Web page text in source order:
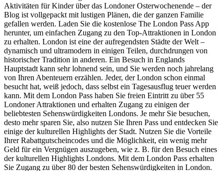
Aktivitäten für Kinder über das Londoner Osterwochenende – der
Blog ist vollgepackt mit lustigen Plänen, die der ganzen Familie
gefallen werden. Laden Sie die kostenlose The London Pass App
herunter, um einfachen Zugang zu den Top-Attraktionen in London
zu erhalten. London ist eine der aufregendsten Städte der Welt –
dynamisch und ultramodern in einigen Teilen, durchdrungen von
historischer Tradition in anderen. Ein Besuch in Englands
Hauptstadt kann sehr lohnend sein, und Sie werden noch jahrelang
von Ihren Abenteuern erzählen. Jeder, der London schon einmal
besucht hat, weiß jedoch, dass selbst ein Tagesausflug teuer werden
kann. Mit dem London Pass haben Sie freien Eintritt zu über 55
Londoner Attraktionen und erhalten Zugang zu einigen der
beliebtesten Sehenswürdigkeiten Londons. Je mehr Sie besuchen,
desto mehr sparen Sie, also nutzen Sie Ihren Pass und entdecken Sie
einige der kulturellen Highlights der Stadt. Nutzen Sie die Vorteile
Ihrer Rabattgutscheincodes und die Möglichkeit, ein wenig mehr
Geld für ein Vergnügen auszugeben, wie z. B. für den Besuch eines
der kulturellen Highlights Londons. Mit dem London Pass erhalten
Sie Zugang zu über 80 der besten Sehenswürdigkeiten in London.